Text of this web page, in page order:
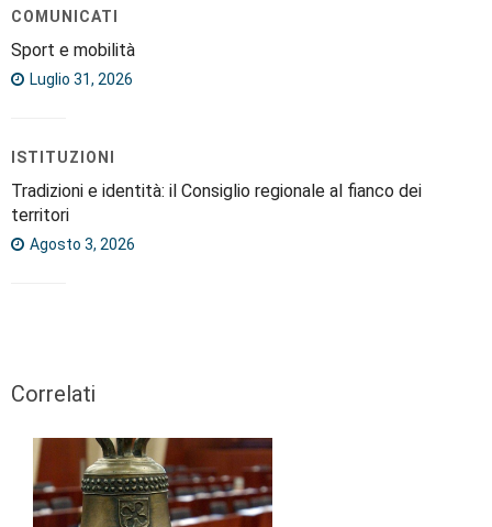
COMUNICATI
Sport e mobilità
Luglio 31, 2026
ISTITUZIONI
Tradizioni e identità: il Consiglio regionale al fianco dei
territori
Agosto 3, 2026
Correlati